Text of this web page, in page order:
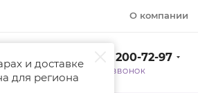
и доставке
для региона
О компании
+7 (800) 200-72-97
ЗАКАЗАТЬ ЗВОНОК